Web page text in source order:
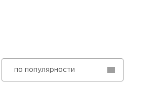
по популярности